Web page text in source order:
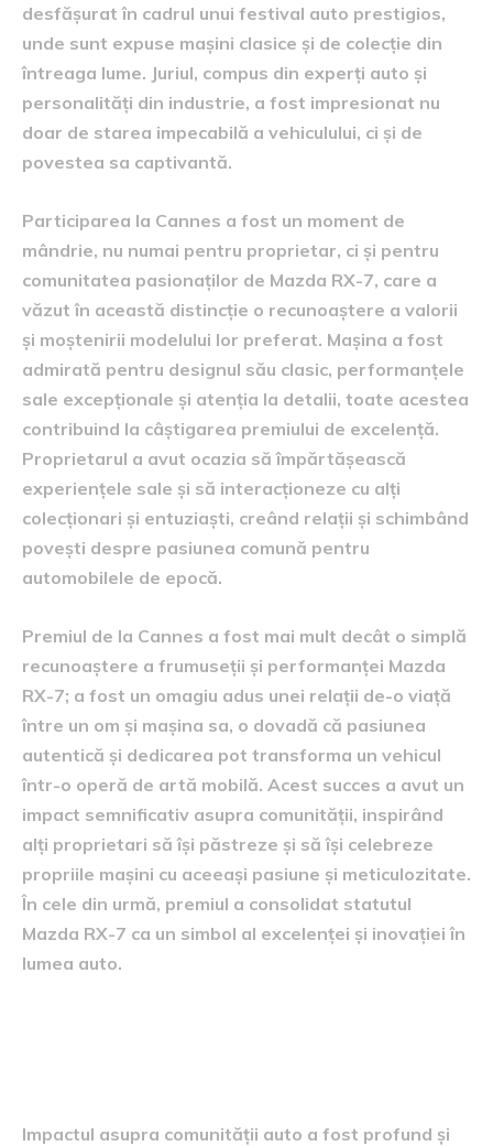
desfășurat în cadrul unui festival auto prestigios,
unde sunt expuse mașini clasice și de colecție din
întreaga lume. Juriul, compus din experți auto și
personalități din industrie, a fost impresionat nu
doar de starea impecabilă a vehiculului, ci și de
povestea sa captivantă.
Participarea la Cannes a fost un moment de
mândrie, nu numai pentru proprietar, ci și pentru
comunitatea pasionaților de Mazda RX-7, care a
văzut în această distincție o recunoaștere a valorii
și moștenirii modelului lor preferat. Mașina a fost
admirată pentru designul său clasic, performanțele
sale excepționale și atenția la detalii, toate acestea
contribuind la câștigarea premiului de excelență.
Proprietarul a avut ocazia să împărtășească
experiențele sale și să interacționeze cu alți
colecționari și entuziaști, creând relații și schimbând
povești despre pasiunea comună pentru
automobilele de epocă.
Premiul de la Cannes a fost mai mult decât o simplă
recunoaștere a frumuseții și performanței Mazda
RX-7; a fost un omagiu adus unei relații de-o viață
între un om și mașina sa, o dovadă că pasiunea
autentică și dedicarea pot transforma un vehicul
într-o operă de artă mobilă. Acest succes a avut un
impact semnificativ asupra comunității, inspirând
alți proprietari să își păstreze și să își celebreze
propriile mașini cu aceeași pasiune și meticulozitate.
În cele din urmă, premiul a consolidat statutul
Mazda RX-7 ca un simbol al excelenței și inovației în
lumea auto.
Impactul asupra comunității auto a fost profund și